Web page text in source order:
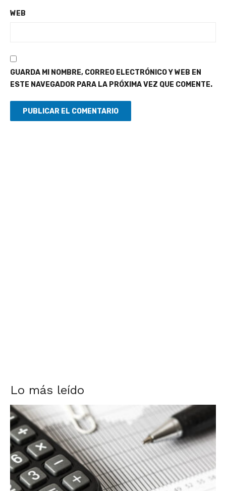
WEB
GUARDA MI NOMBRE, CORREO ELECTRÓNICO Y WEB EN
ESTE NAVEGADOR PARA LA PRÓXIMA VEZ QUE COMENTE.
Lo más leído